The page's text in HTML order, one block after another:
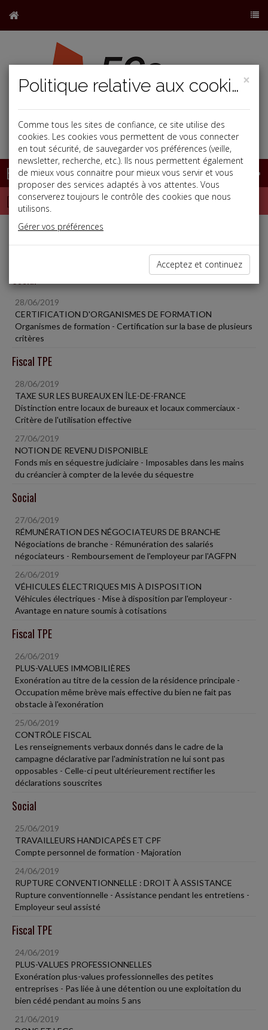
Base documentaire
Dépêches
Liste des dernières dépêches
28/06/2019
CERTIFICATION D'ORGANISMES DE FORMATION
Organismes de formation - Certification sur la base de plusieurs
critères
Fiscal TPE
28/06/2019
TAXE SUR LES BUREAUX EN ÎLE-DE-FRANCE
Distinction entre locaux de bureaux et locaux commerciaux -
Critère de l'utilisation effective
27/06/2019
NOTION DE REVENU DISPONIBLE
Fonds mis en séquestre judiciaire - Imposables dans les mains
du créancier à compter de la levée du séquestre
Social
27/06/2019
RÉMUNÉRATION DES NÉGOCIATEURS DE BRANCHE
Négociations de branche - Rémunération des salariés
négociateurs - Remboursement de l'employeur par l'AGFPN
26/06/2019
VÉHICULES ÉLECTRIQUES MIS À DISPOSITION
Véhicules électriques - Mise à disposition par l'employeur -
Avantage en nature soumis à cotisations
Fiscal TPE
26/06/2019
PLUS-VALUES IMMOBILIÈRES
Exonération au titre de la cession de la résidence principale -
Occupation même brève mais effective du bien ne fait pas
obstacle à l'exonération
25/06/2019
CONTRÔLE FISCAL
Les renseignements verbaux donnés dans le cadre de la
campagne déclarative par l'administration ne lui sont pas
opposables - Celle-ci peut ultérieurement rectifier les
déclarations souscrites
Social
25/06/2019
TRAVAILLEURS HANDICAPÉS ET CPF
Compte personnel de formation - Majoration
24/06/2019
RUPTURE CONVENTIONNELLE : DROIT À ASSISTANCE
Rupture conventionnelle - Assistance pendant les entretiens -
Employeur seul assisté
Fiscal TPE
24/06/2019
PLUS-VALUES PROFESSIONNELLES
Exonération plus-values professionnelles des petites
entreprises - Pas liée à une détention ou une exploitation du
bien cédé pendant au moins 5 ans
21/06/2019
×
Politique relative aux cookies
Comme tous les sites de confiance, ce site utilise des
cookies. Les cookies vous permettent de vous connecter
en tout sécurité, de sauvegarder vos préférences (veille,
newsletter, recherche, etc.). Ils nous permettent également
de mieux vous connaitre pour mieux vous servir et vous
proposer des services adaptés à vos attentes. Vous
conserverez toujours le contrôle des cookies que nous
utilisons.
Gérer vos préférences
Acceptez et continuez